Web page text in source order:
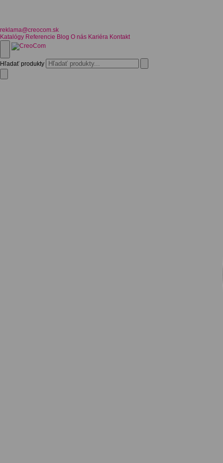
reklama@creocom.sk
Katalógy Referencie Blog O nás Kariéra Kontakt
Hľadať produkty